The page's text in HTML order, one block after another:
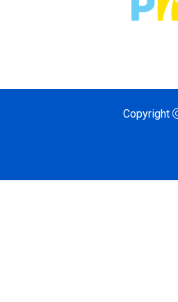
Copyright